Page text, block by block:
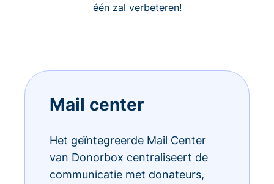
één zal verbeteren!
Mail center
Het geïntegreerde Mail Center
van Donorbox centraliseert de
communicatie met donateurs,